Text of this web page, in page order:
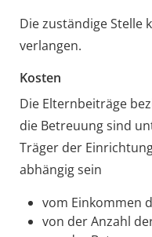
Die zuständige Stelle
verlangen.
Kosten
Die Elternbeiträge
die Betreuung sind
Träger der
abhängig sein
vom Einkommen
von der Anzahl